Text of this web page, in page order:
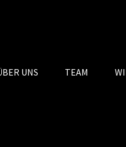
UNS TEAM